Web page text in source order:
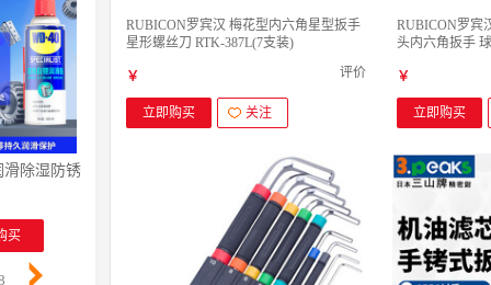
滑除湿防锈剂 螺丝松动剂 wd40防锈油 电器清洁油污去除剂 专效型高效
买
WD-40 除锈润滑除湿防锈剂 螺丝松动剂 wd40防锈油
祥碩堂进口蜡笔 会议笔 图
立即购买
RUBICON罗宾汉 梅花型内六角星型扳手
星形螺丝刀 RTK-387L(7支装)
评价
￥
立即购买 关注
RUBICON罗宾
头内六角扳手
￥
立即购买